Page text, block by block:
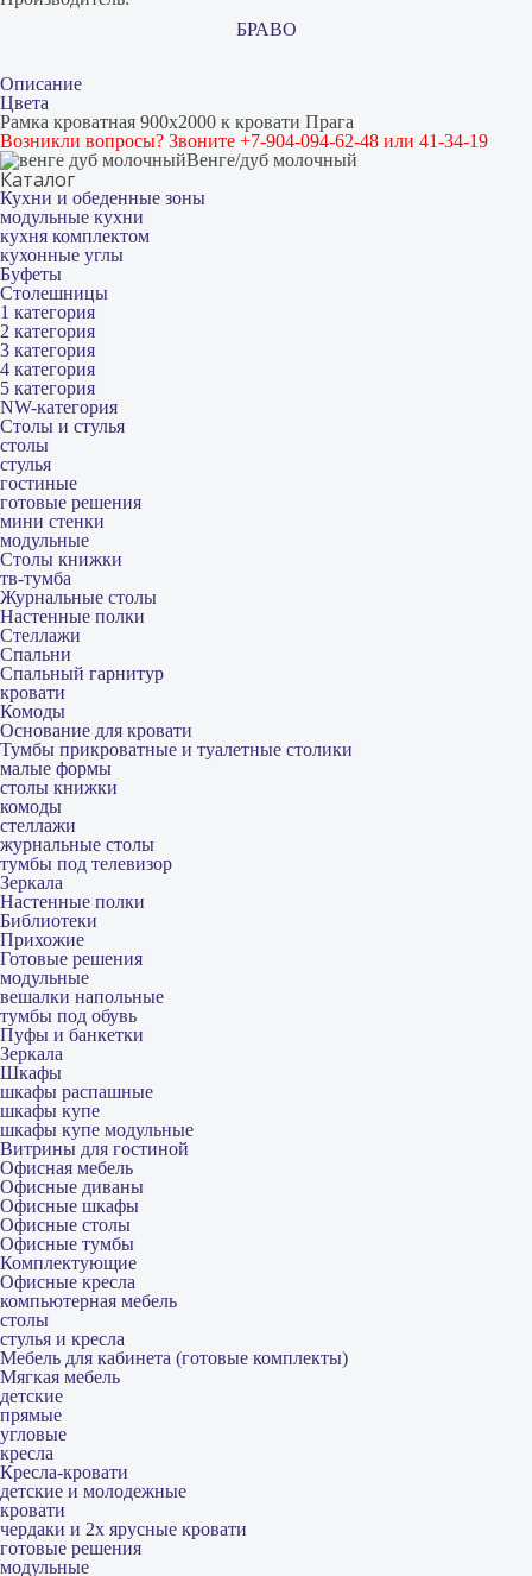
БРАВО
Описание
Цвета
Рамка кроватная 900х2000 к кровати Прага
Возникли вопросы? Звоните +7-904-094-62-48 или 41-34-19
Венге/дуб молочный
Каталог
Кухни и обеденные зоны
модульные кухни
кухня комплектом
кухонные углы
Буфеты
Столешницы
1 категория
2 категория
3 категория
4 категория
5 категория
NW-категория
Столы и стулья
столы
стулья
гостиные
готовые решения
мини стенки
модульные
Столы книжки
тв-тумба
Журнальные столы
Настенные полки
Стеллажи
Спальни
Спальный гарнитур
кровати
Комоды
Основание для кровати
Тумбы прикроватные и туалетные столики
малые формы
столы книжки
комоды
стеллажи
журнальные столы
тумбы под телевизор
Зеркала
Настенные полки
Библиотеки
Прихожие
Готовые решения
модульные
вешалки напольные
тумбы под обувь
Пуфы и банкетки
Зеркала
Шкафы
шкафы распашные
шкафы купе
шкафы купе модульные
Витрины для гостиной
Офисная мебель
Офисные диваны
Офисные шкафы
Офисные столы
Офисные тумбы
Комплектующие
Офисные кресла
компьютерная мебель
столы
стулья и кресла
Мебель для кабинета (готовые комплекты)
Мягкая мебель
детские
прямые
угловые
кресла
Кресла-кровати
детские и молодежные
кровати
чердаки и 2х ярусные кровати
готовые решения
модульные